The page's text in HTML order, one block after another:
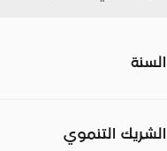
السنة
الشريك التنموي